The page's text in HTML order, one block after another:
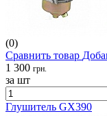
(0)
Сравнить товар
1 300 грн.
за шт
Глушитель GX390